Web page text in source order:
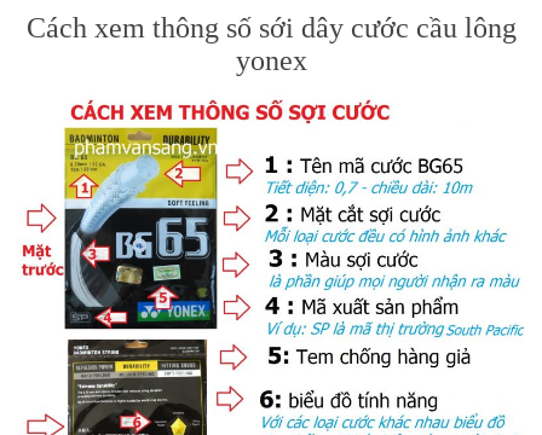
Cách xem thông số sới dây cước cầu lông
yonex